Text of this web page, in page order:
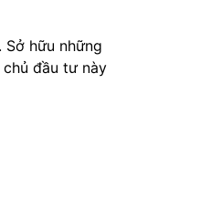
hữu những
đầu tư này